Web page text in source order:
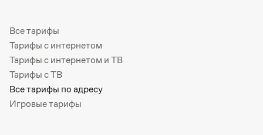
Все тарифы
Тарифы с интернетом
Тарифы с интернетом и ТВ
Тарифы с ТВ
Все тарифы по адресу
Игровые тарифы